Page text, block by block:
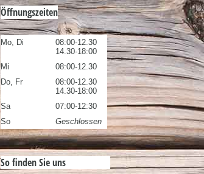
Öffnungszeiten
Mo, Di
08:00-12.30
14.30-18:00
Mi
08:00-12.30
Do, Fr
08:00-12.30
14.30-18:00
Sa
07:00-12:30
So
Geschlossen
So finden Sie uns